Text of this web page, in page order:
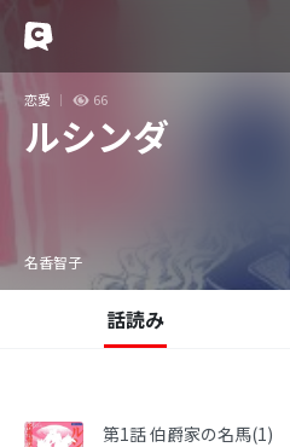
恋愛 66
ルシンダ
名香智子
話読み
第1話 伯爵家の名馬(1)